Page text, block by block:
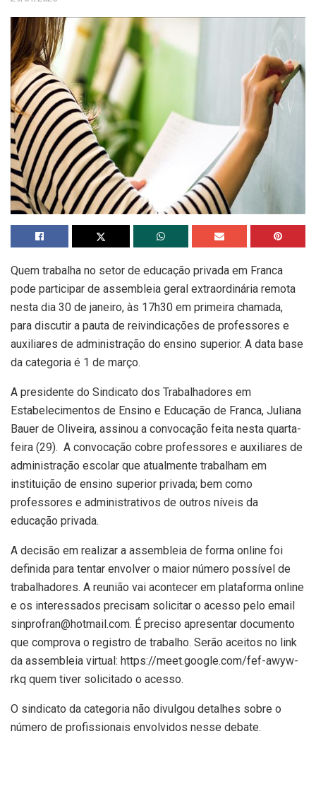
Quem trabalha no setor de educação privada em Franca
pode participar de assembleia geral extraordinária remota
nesta dia 30 de janeiro, às 17h30 em primeira chamada,
para discutir a pauta de reivindicações de professores e
auxiliares de administração do ensino superior. A data base
da categoria é 1 de março.
A presidente do Sindicato dos Trabalhadores em
Estabelecimentos de Ensino e Educação de Franca, Juliana
Bauer de Oliveira, assinou a convocação feita nesta quarta-
feira (29). A convocação cobre professores e auxiliares de
administração escolar que atualmente trabalham em
instituição de ensino superior privada; bem como
professores e administrativos de outros níveis da
educação privada.
A decisão em realizar a assembleia de forma online foi
definida para tentar envolver o maior número possível de
trabalhadores. A reunião vai acontecer em plataforma online
e os interessados precisam solicitar o acesso pelo email
sinprofran@hotmail.com. É preciso apresentar documento
que comprova o registro de trabalho. Serão aceitos no link
da assembleia virtual: https://meet.google.com/fef-awyw-
rkq quem tiver solicitado o acesso.
O sindicato da categoria não divulgou detalhes sobre o
número de profissionais envolvidos nesse debate.